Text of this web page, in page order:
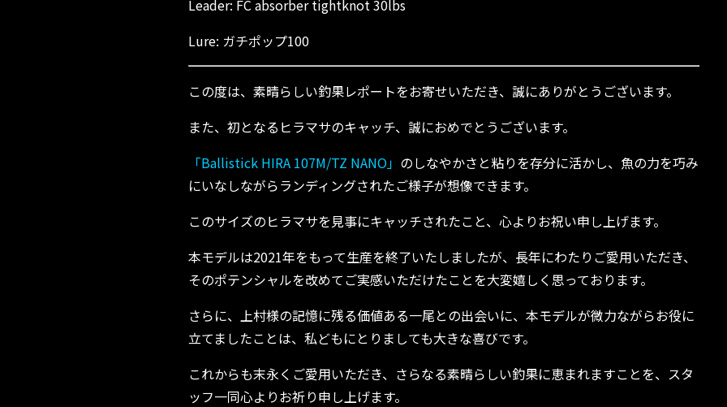
Leader: FC absorber tightknot 30lbs
Lure: ガチポップ100
この度は、素晴らしい釣果レポートをお寄せいただき、誠にありがとうございます。
また、初となるヒラマサのキャッチ、誠におめでとうございます。
「Ballistick HIRA 107M/TZ NANO」 のしなやかさと粘りを存分に活かし、魚の力を巧み
にいなしながらランディングされたご様子が想像できます。
このサイズのヒラマサを見事にキャッチされたこと、心よりお祝い申し上げます。
本モデルは2021年をもって生産を終了いたしましたが、長年にわたりご愛用いただき、
そのポテンシャルを改めてご実感いただけたことを大変嬉しく思っております。
さらに、上村様の記憶に残る価値ある一尾との出会いに、本モデルが微力ながらお役に
立てましたことは、私どもにとりましても大きな喜びです。
これからも末永くご愛用いただき、さらなる素晴らしい釣果に恵まれますことを、スタ
ッフ一同心よりお祈り申し上げます。